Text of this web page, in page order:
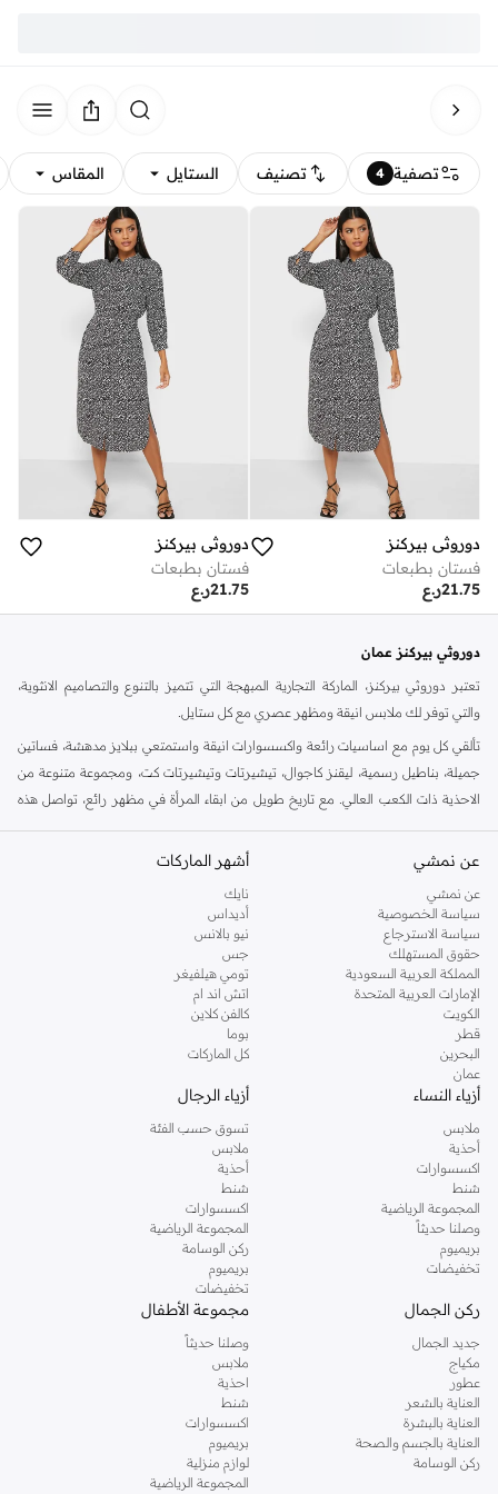
تصفية 4 تصنيف الستايل المقاس
دوروثي بيركنز
فستان بطبعات
ر.ع21.75
دوروثي بيركنز
فستان بطبعات
ر.ع21.75
دوروثي بيركنز عمان
تعتبر دوروثي بيركنز، الماركة التجارية المبهجة التي تتميز بالتنوع والتصاميم الانثوية،
والتي توفر لك ملابس انيقة ومظهر عصري مع كل ستايل.
تألقي كل يوم مع اساسيات رائعة واكسسوارات انيقة واستمتعي ببلايز مدهشة، فساتين
جميلة، بناطيل رسمية، ليقنز كاجوال، تيشيرتات وتيشيرتات كت، ومجموعة متنوعة من
الاحذية ذات الكعب العالي. مع تاريخ طويل من ابقاء المرأة في مظهر رائع، تواصل هذه
كنت تقومين بتجديد خزانة ملابسك الملائمة للعمل، البحث عن فستان مثالي للحفلات او
اليه.
تسوقي دوروثي بيركنز اون لاين مسقط
تسوقي دوروثي بيركنز اون لاين من نمشي واستمتعي باكثر من الف ستايل من مجموعة
دوروثي بيركنز الشهيرة. تصفحي المجموعة كاملة في متجر دوروثي بيركنز اون لاين او
استخدمي القائمة لتحديد تجربة تسوق دوروثي بيركنز اون لاين. خدمة التوصيل السريعة
والدعم الاستثنائي يضمن لك تجربة تسوق ممتعة دائما مع نمشي.
عن نمشي
عن نمشي
سياسة الخصوصية
سياسة الاسترجاع
حقوق المستهلك
المملكة العربية السعودية
الإمارات العربية المتحدة
الكويت
قطر
البحرين
عمان
أشهر الماركات
نايك
أديداس
نيو بالانس
جس
تومي هيلفيغر
اتش اند ام
كالفن كلاين
بوما
كل الماركات
أزياء النساء
ملابس
أحذية
اكسسوارات
شنط
المجموعة الرياضية
وصلنا حديثاً
بريميوم
تخفيضات
أزياء الرجال
تسوق حسب الفئة
ملابس
أحذية
شنط
اكسسوارات
المجموعة الرياضية
ركن الوسامة
بريميوم
تخفيضات
ركن الجمال
جديد الجمال
مكياج
عطور
العناية بالشعر
العناية بالبشرة
العناية بالجسم والصحة
ركن الوسامة
مجموعة الأطفال
وصلنا حديثاً
ملابس
احذية
شنط
اكسسوارات
بريميوم
لوازم منزلية
المجموعة الرياضية